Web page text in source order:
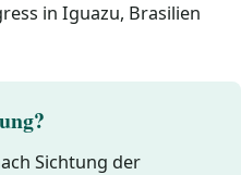
in Iguazu, Brasilien
Sichtung der